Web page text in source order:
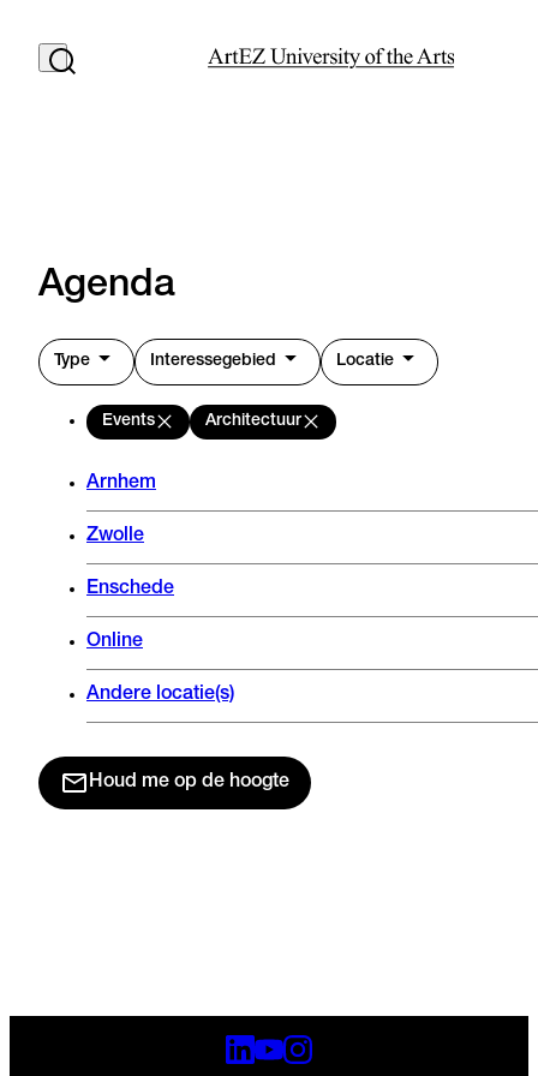
Agenda
Type Interessegebied Locatie
Events Architectuur
Arnhem
Zwolle
Enschede
Online
Andere locatie(s)
Houd me op de hoogte